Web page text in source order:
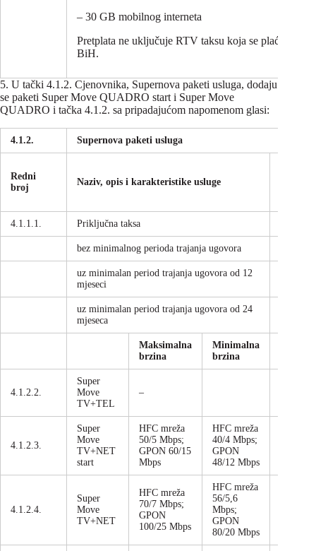
– 30 GB mobilnog interneta
Pretplata ne uključuje RTV taksu koja se plaća po
BiH.
5. U tački 4.1.2. Cjenovnika, Supernova paketi usluga, dodaju
se paketi Super Move QUADRO start i Super Move
QUADRO i tačka 4.1.2. sa pripadajućom napomenom glasi:
4.1.2. Supernova paketi usluga
Redni
broj
Naziv, opis i karakteristike usluge
4.1.1.1. Priključna taksa
bez minimalnog perioda trajanja ugovora
uz minimalan period trajanja ugovora od 12
mjeseci
uz minimalan period trajanja ugovora od 24
mjeseca
Maksimalna
brzina
Minimalna
brzina
4.1.2.2.
Super
Move
TV+TEL
–
4.1.2.3.
Super
Move
TV+NET
start
HFC mreža
50/5 Mbps;
GPON 60/15
Mbps
HFC mreža
40/4 Mbps;
GPON
48/12 Mbps
4.1.2.4.
Super
Move
TV+NET
HFC mreža
70/7 Mbps;
GPON
100/25 Mbps
HFC mreža
56/5,6
Mbps;
GPON
80/20 Mbps